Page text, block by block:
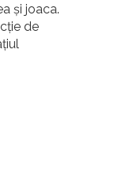
și joaca.
de